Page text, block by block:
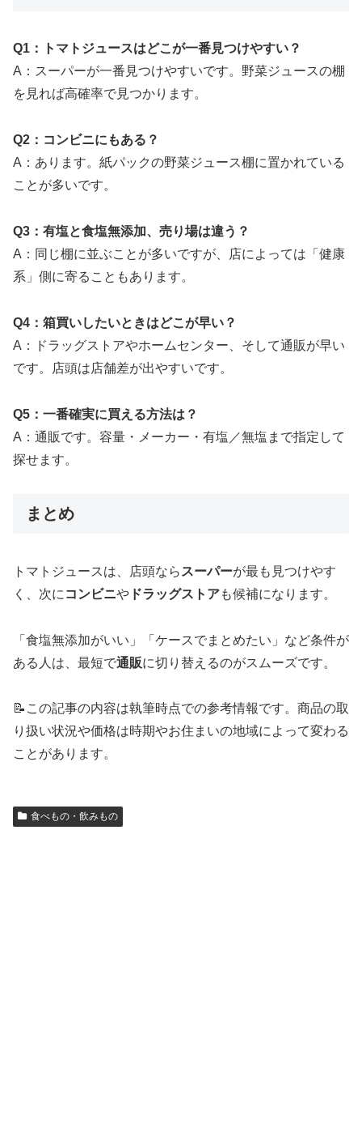
Q1：トマトジュースはどこが一番見つけやすい？
A：スーパーが一番見つけやすいです。野菜ジュースの棚
を見れば高確率で見つかります。
Q2：コンビニにもある？
A：あります。紙パックの野菜ジュース棚に置かれている
ことが多いです。
Q3：有塩と食塩無添加、売り場は違う？
A：同じ棚に並ぶことが多いですが、店によっては「健康
系」側に寄ることもあります。
Q4：箱買いしたいときはどこが早い？
A：ドラッグストアやホームセンター、そして通販が早い
です。店頭は店舗差が出やすいです。
Q5：一番確実に買える方法は？
A：通販です。容量・メーカー・有塩／無塩まで指定して
探せます。
まとめ
トマトジュースは、店頭なら スーパーが最も見つけやす
く、次に コンビニや ドラッグストアも候補になります。
「食塩無添加がいい」「ケースでまとめたい」など条件が
ある人は、最短で通販に切り替えるのがスムーズです。
📝この記事の内容は執筆時点での参考情報です。商品の取
り扱い状況や価格は時期やお住まいの地域によって変わる
ことがあります。
食べもの・飲みもの